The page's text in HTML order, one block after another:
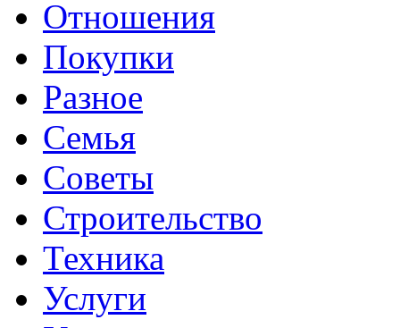
Отношения
Покупки
Разное
Семья
Советы
Строительство
Техника
Услуги